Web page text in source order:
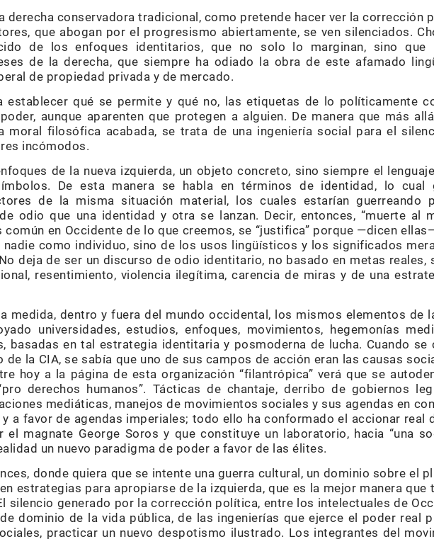
derecha conservadora tradicional, como pretende hacer ver la corrección
que abogan por el progresismo abiertamente, se ven silenciados.
de los enfoques identitarios, que no solo lo marginan, sino que
de la derecha, que siempre ha odiado la obra de este afamado
de propiedad privada y de mercado.
establecer qué se permite y qué no, las etiquetas de lo políticamente
aunque aparenten que protegen a alguien. De manera que más
moral filosófica acabada, se trata de una ingeniería social para el
incómodos.
de la nueva izquierda, un objeto concreto, sino siempre el
De esta manera se habla en términos de identidad, lo cual
de la misma situación material, los cuales estarían guerreando
odio que una identidad y otra se lanzan. Decir, entonces, “muerte al
en Occidente de lo que creemos, se “justifica” porque —dicen
como individuo, sino de los usos lingüísticos y los significados
deja de ser un discurso de odio identitario, no basado en metas reales,
resentimiento, violencia ilegítima, carencia de miras y de una
medida, dentro y fuera del mundo occidental, los mismos elementos de
universidades, estudios, enfoques, movimientos, hegemonías
basadas en tal estrategia identitaria y posmoderna de lucha. Cuando se
de la CIA, se sabía que uno de sus campos de acción eran las causas
hoy a la página de esta organización “filantrópica” verá que se
derechos humanos”. Tácticas de chantaje, derribo de gobiernos
mediáticas, manejos de movimientos sociales y sus agendas en
a favor de agendas imperiales; todo ello ha conformado el accionar real
el magnate George Soros y que constituye un laboratorio, hacia “una
un nuevo paradigma de poder a favor de las élites.
donde quiera que se intente una guerra cultural, un dominio sobre el
estrategias para apropiarse de la izquierda, que es la mejor manera que
silencio generado por la corrección política, entre los intelectuales de
dominio de la vida pública, de las ingenierías que ejerce el poder real
practicar un nuevo despotismo ilustrado. Los integrantes del